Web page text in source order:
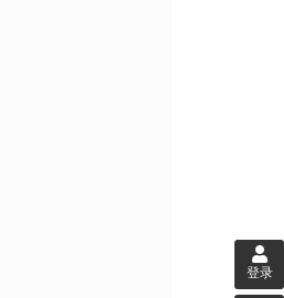
登录